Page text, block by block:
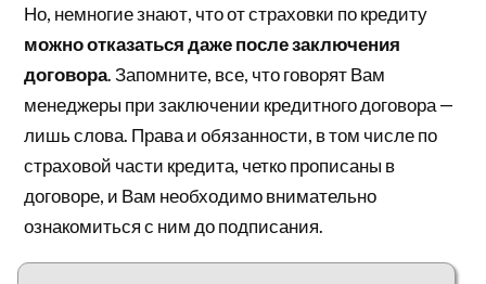
Но, немногие знают, что от страховки по кредиту
можно отказаться даже после заключения
договора. Запомните, все, что говорят Вам
менеджеры при заключении кредитного договора —
лишь слова. Права и обязанности, в том числе по
страховой части кредита, четко прописаны в
договоре, и Вам необходимо внимательно
ознакомиться с ним до подписания.